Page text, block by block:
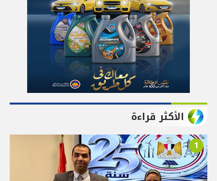
الأكثر قراءة
1